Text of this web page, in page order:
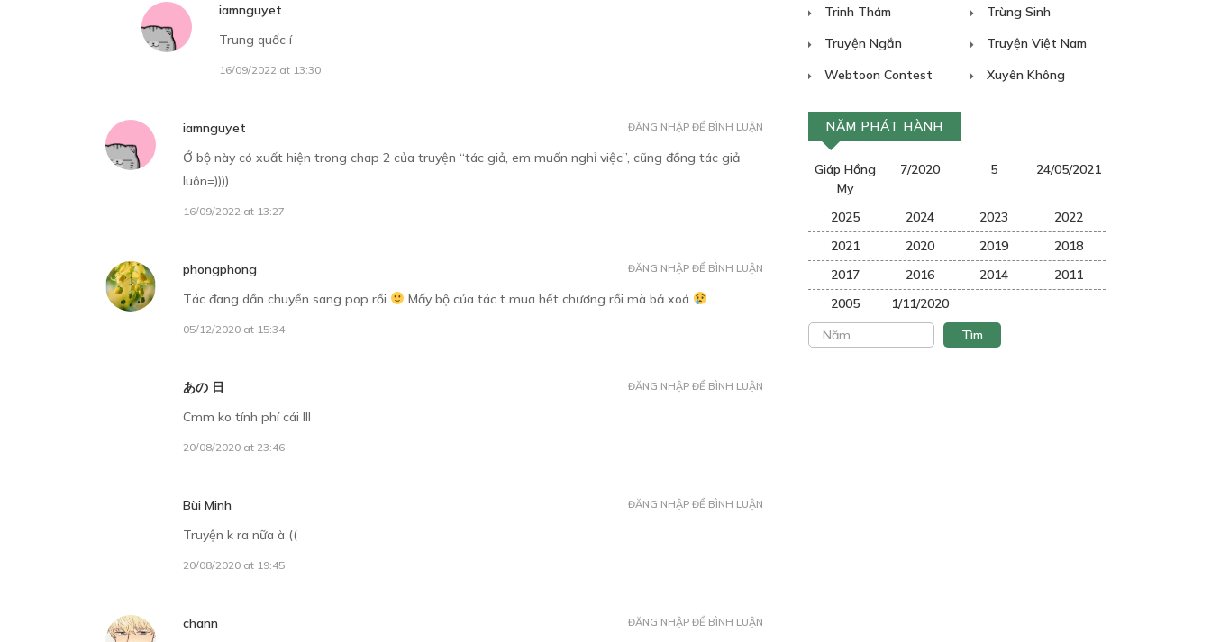
Free
09/12/2018
iamnguyet
Trung quốc í
16/09/2022 at 13:30
iamnguyet
Ớ bộ này có xuất hiện trong chap 2 của truyện “tác giả, em muốn nghỉ việc”, cũng đồng tác giả
luôn=))))
16/09/2022 at 13:27
ĐĂNG NHẬP ĐỂ BÌNH LUẬN
phongphong
Tác đang dần chuyển sang pop rồi
Mấy bộ của tác t mua hết chương rồi mà bả xoá
05/12/2020 at 15:34
ĐĂNG NHẬP ĐỂ BÌNH LUẬN
あの 日
Cmm ko tính phí cái lll
20/08/2020 at 23:46
ĐĂNG NHẬP ĐỂ BÌNH LUẬN
Bùi Minh
Truyện k ra nữa à ((
20/08/2020 at 19:45
ĐĂNG NHẬP ĐỂ BÌNH LUẬN
chann
ĐĂNG NHẬP ĐỂ BÌNH LUẬN
Trinh Thám
Trùng Sinh
Truyện Ngắn
Truyện Việt Nam
Webtoon Contest
Xuyên Không
NĂM PHÁT HÀNH
Giáp Hồng
My
7/2020 5 24/05/2021
2025 2024 2023
2022
2021
2020 2019
2018
2017
2016 2014
2011
2005
1/11/2020